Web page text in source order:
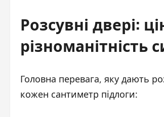
Розсувні двері:
різноманітність
Головна перевага, яку дають
кожен сантиметр підлоги: